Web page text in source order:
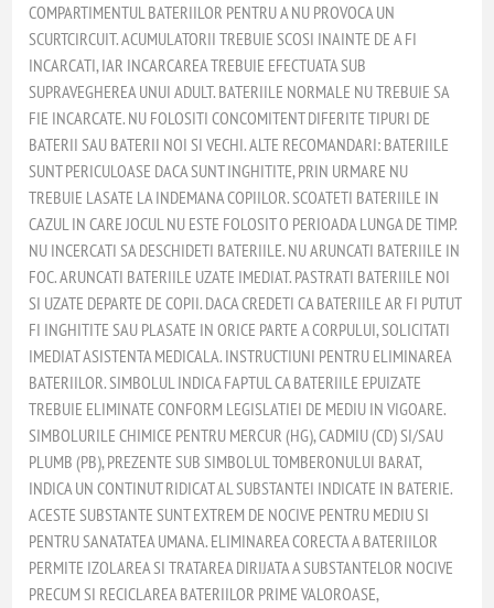
COMPARTIMENTUL BATERIILOR PENTRU A NU PROVOCA UN
SCURTCIRCUIT. ACUMULATORII TREBUIE SCOSI INAINTE DE A FI
INCARCATI, IAR INCARCAREA TREBUIE EFECTUATA SUB
SUPRAVEGHEREA UNUI ADULT. BATERIILE NORMALE NU TREBUIE SA
FIE INCARCATE. NU FOLOSITI CONCOMITENT DIFERITE TIPURI DE
BATERII SAU BATERII NOI SI VECHI. ALTE RECOMANDARI: BATERIILE
SUNT PERICULOASE DACA SUNT INGHITITE, PRIN URMARE NU
TREBUIE LASATE LA INDEMANA COPIILOR. SCOATETI BATERIILE IN
CAZUL IN CARE JOCUL NU ESTE FOLOSIT O PERIOADA LUNGA DE TIMP.
NU INCERCATI SA DESCHIDETI BATERIILE. NU ARUNCATI BATERIILE IN
FOC. ARUNCATI BATERIILE UZATE IMEDIAT. PASTRATI BATERIILE NOI
SI UZATE DEPARTE DE COPII. DACA CREDETI CA BATERIILE AR FI PUTUT
FI INGHITITE SAU PLASATE IN ORICE PARTE A CORPULUI, SOLICITATI
IMEDIAT ASISTENTA MEDICALA. INSTRUCTIUNI PENTRU ELIMINAREA
BATERIILOR. SIMBOLUL INDICA FAPTUL CA BATERIILE EPUIZATE
TREBUIE ELIMINATE CONFORM LEGISLATIEI DE MEDIU IN VIGOARE.
SIMBOLURILE CHIMICE PENTRU MERCUR (HG), CADMIU (CD) SI/SAU
PLUMB (PB), PREZENTE SUB SIMBOLUL TOMBERONULUI BARAT,
INDICA UN CONTINUT RIDICAT AL SUBSTANTEI INDICATE IN BATERIE.
ACESTE SUBSTANTE SUNT EXTREM DE NOCIVE PENTRU MEDIU SI
PENTRU SANATATEA UMANA. ELIMINAREA CORECTA A BATERIILOR
PERMITE IZOLAREA SI TRATAREA DIRIJATA A SUBSTANTELOR NOCIVE
PRECUM SI RECICLAREA BATERIILOR PRIME VALOROASE,